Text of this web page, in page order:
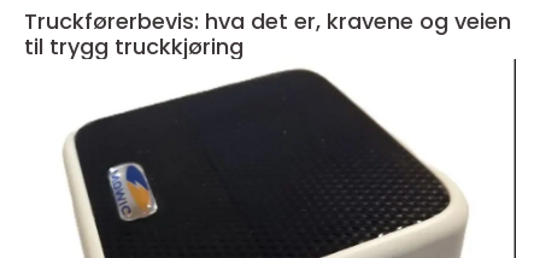
Truckførerbevis: hva det er, kravene og veien
til trygg truckkjøring